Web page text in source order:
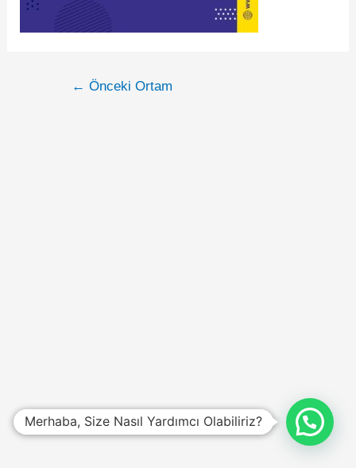
← Önceki Ortam
Merhaba, Size Nasıl Yardımcı Olabiliriz?